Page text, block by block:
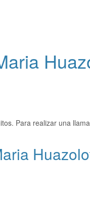
Para realizar una